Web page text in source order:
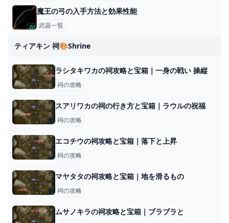
魔王の弓の入手方法と効果性能
武器一覧
ティアキン 祠🎨shrine
ラシタキワカの祠攻略と宝箱｜一身の戦い 操縦
祠の攻略
スアリワカの祠の行き方と宝箱｜ラウルの祝福
祠の攻略
エコチウの祠攻略と宝箱｜落下と上昇
祠の攻略
マヤタタの祠攻略と宝箱｜地を滑るもの
祠の攻略
ムサノキラの祠攻略と宝箱｜ブラブラと